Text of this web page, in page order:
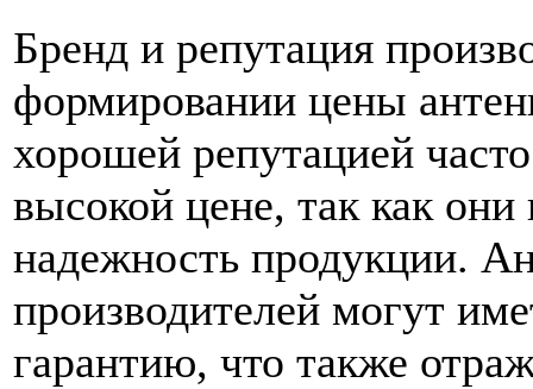
Бренд и репутация
формировании цены
хорошей репутацией
высокой цене, так как они
надежность продукции.
производителей могут
гарантию, что также